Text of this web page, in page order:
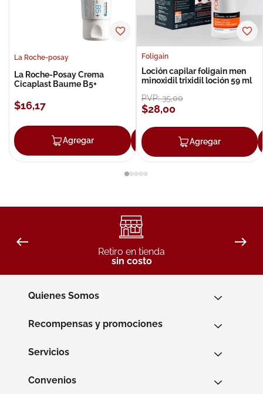
La Roche-posay
La Roche-Posay Crema
Cicaplast Baume B5+
$16,17
Agregar Agregar
Foligain
Loción capilar foligain men
minoxidil trixidil loción 59 ml
PVP:35,00
$28,00
Agregar
Retiro en tienda
sin costo
Quienes Somos
Recompensas y promociones
Servicios
Convenios